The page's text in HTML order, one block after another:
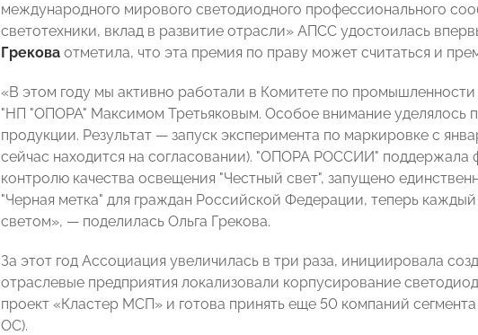
международного мирового светодиодного профессионального
светотехники, вклад в развитие отрасли» АПСС удостоилась
Грекова отметила, что эта премия по праву может считаться и
«В этом году мы активно работали в Комитете по
"НП "ОПОРА" Максимом Третьяковым. Особое внимание уделялось
продукции. Результат — запуск эксперимента по маркировке с
сейчас находится на согласовании). "ОПОРА РОССИИ"
контролю качества освещения "Честный свет", запущено
"Черная метка" для граждан Российской Федерации, теперь
светом», — поделилась Ольга Грекова.
За этот год Ассоциация увеличилась в три раза, инициировала
отраслевые предприятия локализовали корпусирование
проект «Кластер МСП» и готова принять еще 50 компаний
ОС).